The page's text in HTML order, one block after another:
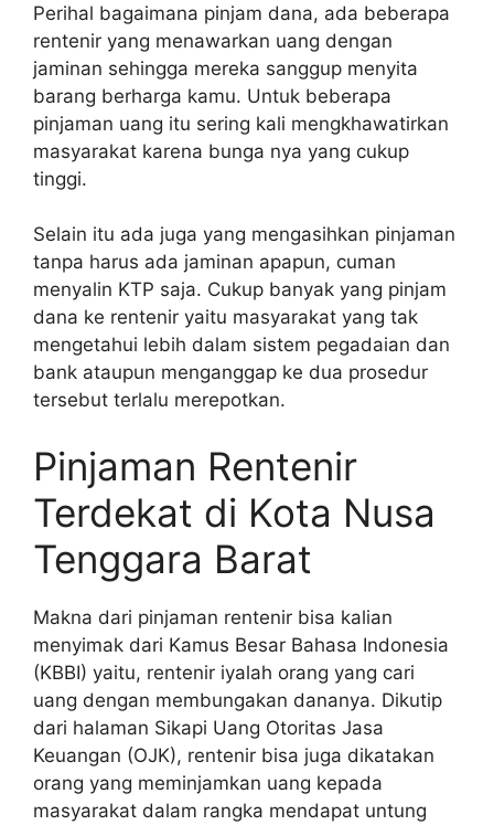
Perihal bagaimana pinjam dana, ada beberapa
rentenir yang menawarkan uang dengan
jaminan sehingga mereka sanggup menyita
barang berharga kamu. Untuk beberapa
pinjaman uang itu sering kali mengkhawatirkan
masyarakat karena bunga nya yang cukup
tinggi.
Selain itu ada juga yang mengasihkan pinjaman
tanpa harus ada jaminan apapun, cuman
menyalin KTP saja. Cukup banyak yang pinjam
dana ke rentenir yaitu masyarakat yang tak
mengetahui lebih dalam sistem pegadaian dan
bank ataupun menganggap ke dua prosedur
tersebut terlalu merepotkan.
Pinjaman Rentenir
Terdekat di Kota Nusa
Tenggara Barat
Makna dari pinjaman rentenir bisa kalian
menyimak dari Kamus Besar Bahasa Indonesia
(KBBI) yaitu, rentenir iyalah orang yang cari
uang dengan membungakan dananya. Dikutip
dari halaman Sikapi Uang Otoritas Jasa
Keuangan (OJK), rentenir bisa juga dikatakan
orang yang meminjamkan uang kepada
masyarakat dalam rangka mendapat untung